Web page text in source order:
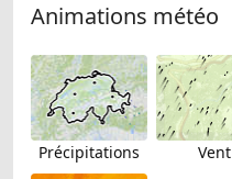
Animations météo
Précipitations Vent